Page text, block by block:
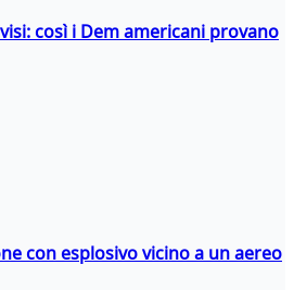
così i Dem americani provano
con esplosivo vicino a un aereo